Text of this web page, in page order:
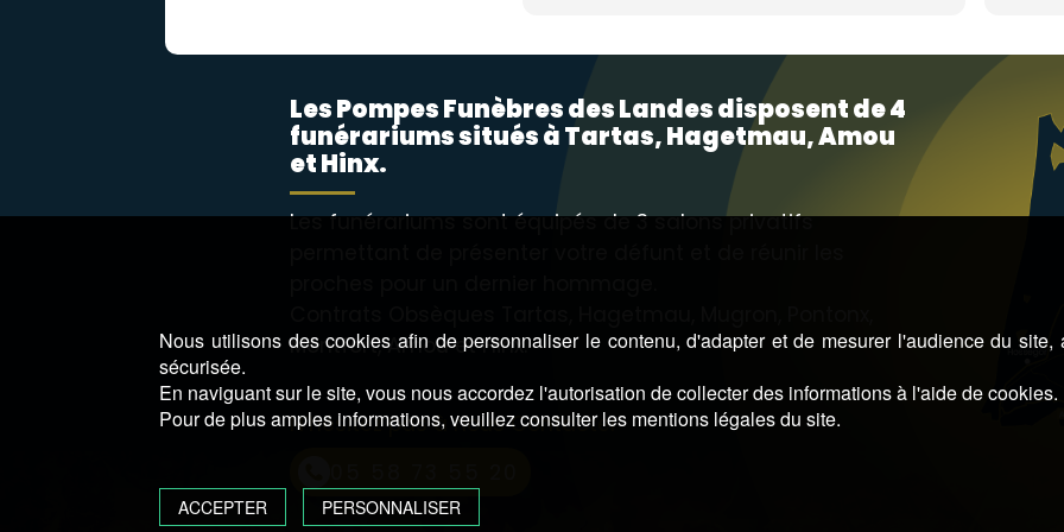
sans
vie si
Nous
On
Les Pompes Funèbres des Landes disposent de 4
funérariums situés à Tartas, Hagetmau, Amou
et Hinx.
Les funérariums sont équipés de 3 salons privatifs
Montfort, Amou et Hinx.
N’hésitez pas à nous Contacter
Nous utilisons des cookies afin de personnaliser le contenu, d'adapter et de mesurer l'audience du
sécurisée.
En naviguant sur le site, vous nous accordez l'autorisation de collecter des informations à l'aide de cookies.
Pour de plus amples informations, veuillez consulter les mentions légales du site.
ACCEPTER PERSONNALISER